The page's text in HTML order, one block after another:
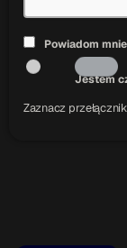
Powiadom
Jestem
Zaznacz